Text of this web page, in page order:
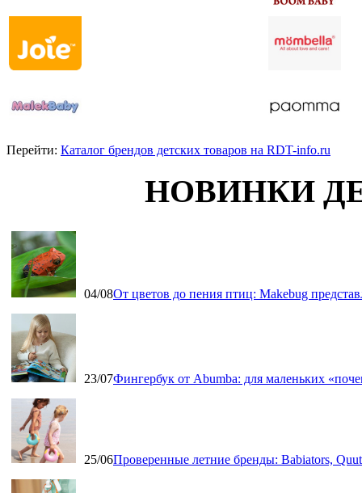
Перейти: Каталог брендов детских товаров на RDT-info.ru
НОВИНКИ
04/08От цветов до пения птиц: Makebug
23/07Фингербук от Abumba: для маленьких
25/06Проверенные летние бренды: Babiators,